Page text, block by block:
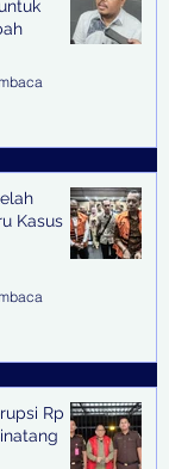
Kasus
Rp